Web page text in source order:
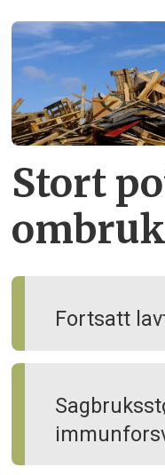
Stort
Fortsatt